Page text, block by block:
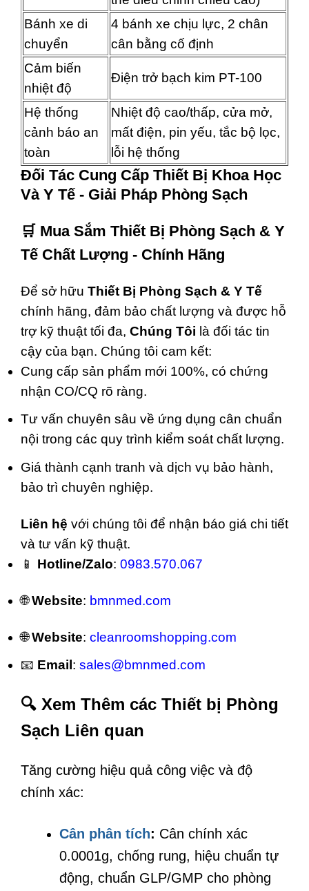
Bánh xe di
chuyển
4 bánh xe chịu lực, 2 chân
cân bằng cố định
Cảm biến
nhiệt độ
Điện trở bạch kim PT-100
Hệ thống
cảnh báo an
toàn
Nhiệt độ cao/thấp, cửa mở,
mất điện, pin yếu, tắc bộ lọc,
lỗi hệ thống
Đối Tác Cung Cấp Thiết Bị Khoa Học
Và Y Tế - Giải Pháp Phòng Sạch
🛒 Mua Sắm Thiết Bị Phòng Sạch & Y
Tế Chất Lượng - Chính Hãng
Để sở hữu Thiết Bị Phòng Sạch & Y Tế
chính hãng, đảm bảo chất lượng và được hỗ
trợ kỹ thuật tối đa, Chúng Tôi là đối tác tin
cậy của bạn. Chúng tôi cam kết:
Cung cấp sản phẩm mới 100%, có chứng
nhận CO/CQ rõ ràng.
Tư vấn chuyên sâu về ứng dụng cân chuẩn
nội trong các quy trình kiểm soát chất lượng.
Giá thành cạnh tranh và dịch vụ bảo hành,
bảo trì chuyên nghiệp.
Liên hệ với chúng tôi để nhận báo giá chi tiết
và tư vấn kỹ thuật.
📱 Hotline/Zalo: 0983.570.067
🌐Website: bmnmed.com
🌐Website: cleanroomshopping.com
📧 Email : sales@bmnmed.com
🔍 Xem Thêm các Thiết bị Phòng
Sạch Liên quan
Tăng cường hiệu quả công việc và độ
chính xác:
Cân phân tích: Cân chính xác
0.0001g, chống rung, hiệu chuẩn tự
động, chuẩn GLP/GMP cho phòng